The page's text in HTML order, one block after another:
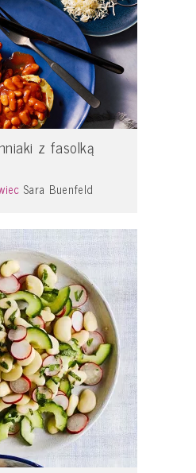
z fasolką
Sara Buenfeld